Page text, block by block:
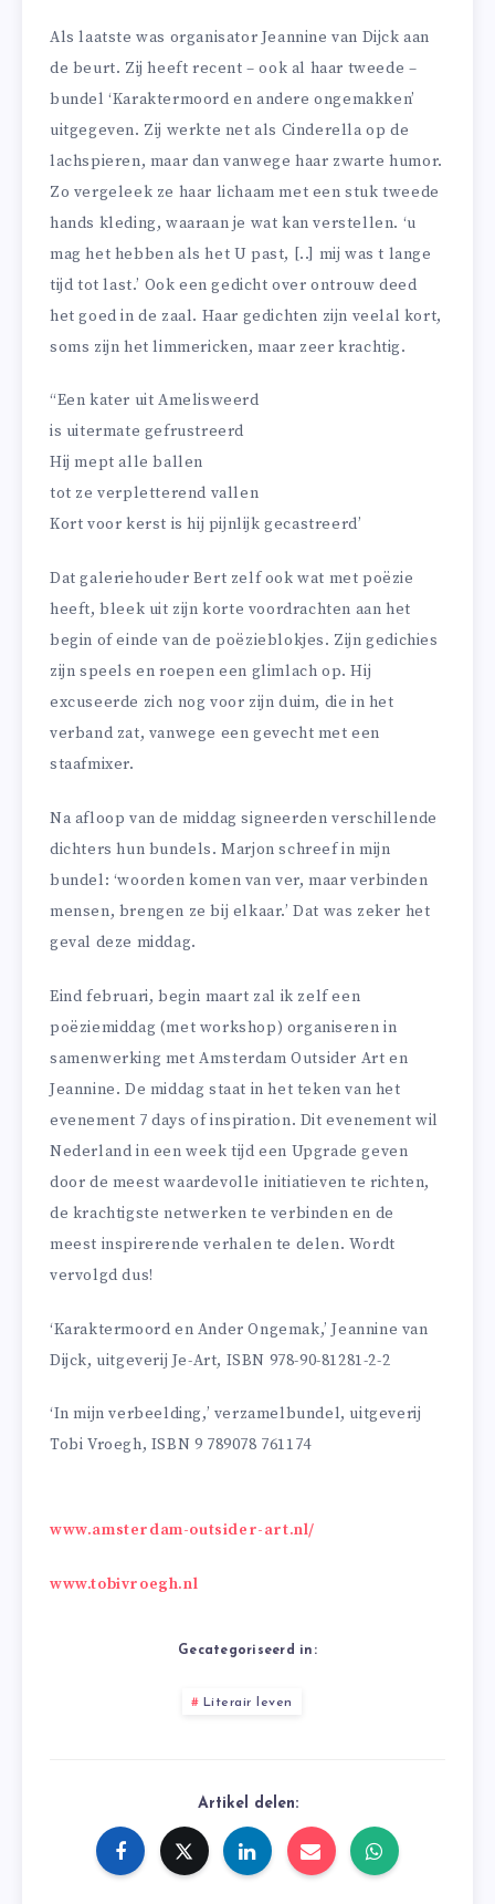
Als laatste was organisator Jeannine van Dijck aan
de beurt. Zij heeft recent – ook al haar tweede –
bundel ‘Karaktermoord en andere ongemakken’
uitgegeven. Zij werkte net als Cinderella op de
lachspieren, maar dan vanwege haar zwarte humor.
Zo vergeleek ze haar lichaam met een stuk tweede
hands kleding, waaraan je wat kan verstellen. ‘u
mag het hebben als het U past, [..] mij was t lange
tijd tot last.’ Ook een gedicht over ontrouw deed
het goed in de zaal. Haar gedichten zijn veelal kort,
soms zijn het limmericken, maar zeer krachtig.
“Een kater uit Amelisweerd
is uitermate gefrustreerd
Hij mept alle ballen
tot ze verpletterend vallen
Kort voor kerst is hij pijnlijk gecastreerd’
Dat galeriehouder Bert zelf ook wat met poëzie
heeft, bleek uit zijn korte voordrachten aan het
begin of einde van de poëzieblokjes. Zijn gedichies
zijn speels en roepen een glimlach op. Hij
excuseerde zich nog voor zijn duim, die in het
verband zat, vanwege een gevecht met een
staafmixer.
Na afloop van de middag signeerden verschillende
dichters hun bundels. Marjon schreef in mijn
bundel: ‘woorden komen van ver, maar verbinden
mensen, brengen ze bij elkaar.’ Dat was zeker het
geval deze middag.
Eind februari, begin maart zal ik zelf een
poëziemiddag (met workshop) organiseren in
samenwerking met Amsterdam Outsider Art en
Jeannine. De middag staat in het teken van het
evenement 7 days of inspiration. Dit evenement wil
Nederland in een week tijd een Upgrade geven
door de meest waardevolle initiatieven te richten,
de krachtigste netwerken te verbinden en de
meest inspirerende verhalen te delen. Wordt
vervolgd dus!
‘Karaktermoord en Ander Ongemak,’ Jeannine van
Dijck, uitgeverij Je-Art, ISBN 978-90-81281-2-2
‘In mijn verbeelding,’ verzamelbundel, uitgeverij
Tobi Vroegh, ISBN 9 789078 761174
www.amsterdam-outsider-art.nl/
www.tobivroegh.nl
Gecategoriseerd in:
Literair leven
Artikel delen: